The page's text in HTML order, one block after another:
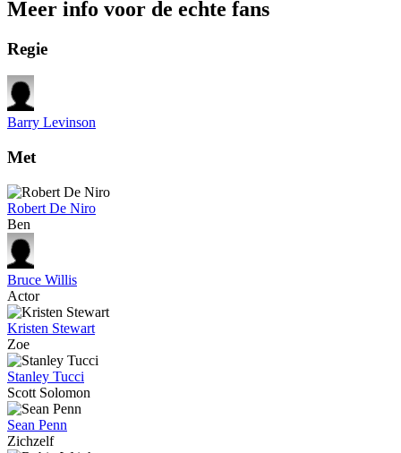
Meer info voor de echte fans
Regie
Barry Levinson
Met
Robert De Niro
Ben
Bruce Willis
Actor
Kristen Stewart
Zoe
Stanley Tucci
Scott Solomon
Sean Penn
Zichzelf